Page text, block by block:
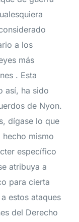
a los
más
. Esta
así, ha sido
de Nyon.
dígase lo que
mismo
específico
atribuya a
para cierta
estos ataques
del Derecho